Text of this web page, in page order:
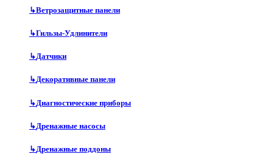
↳Ветрозащитные панели
↳Гильзы-Удлинители
↳Датчики
↳Декоративные панели
↳Диагностические приборы
↳Дренажные насосы
↳Дренажные поддоны